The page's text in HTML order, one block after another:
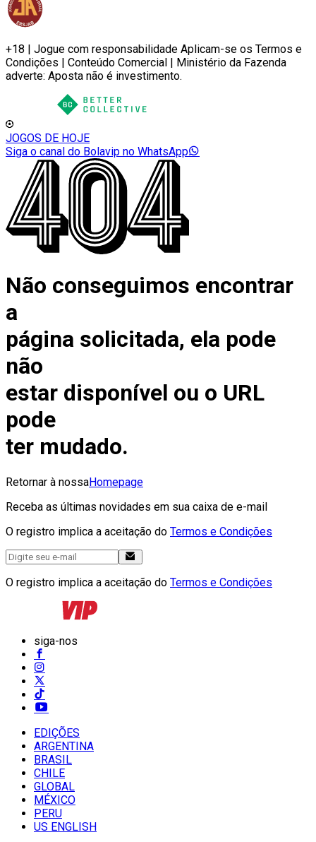
+18 | Jogue com responsabilidade Aplicam-se os Termos e
Condições | Conteúdo Comercial | Ministério da Fazenda
adverte: Aposta não é investimento.
JOGOS DE HOJE
Siga o canal do Bolavip no WhatsApp
Não conseguimos encontrar
a
página solicitada, ela pode
não
estar disponível ou o URL
pode
ter mudado.
Retornar à nossaHomepage
Receba as últimas novidades em sua caixa de e-mail
O registro implica a aceitação do Termos e Condições
O registro implica a aceitação do Termos e Condições
siga-nos
EDIÇÕES
ARGENTINA
BRASIL
CHILE
GLOBAL
MÉXICO
PERU
US ENGLISH